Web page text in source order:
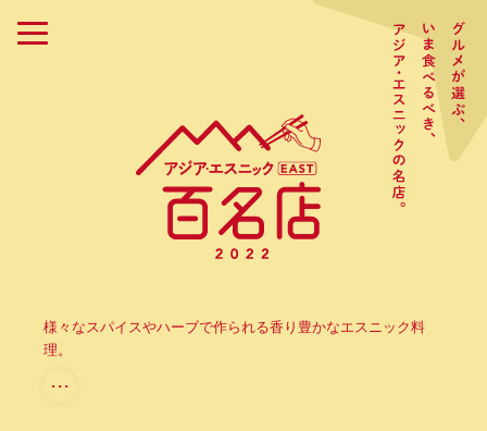
様々なスパイスやハーブで作られる香り豊かなエスニック料
理。
・・・